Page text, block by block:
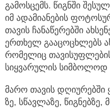
გამოსცემს. წიგნში
იმ ადამიანების
თავის ჩანაწერებში
ერთხელ გააცოცხლებს
რომელიც
სიყვარულის სიმბოლოდ
მარო თავის დღიურებში
ზე, სწავ­ლა­ზე,